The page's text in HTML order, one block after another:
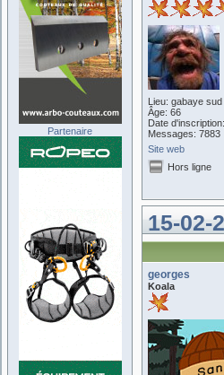
Lieu: gabaye sud
Âge: 66
Date
Messages: 7883
Site web
Hors ligne
15-02-
georges
Koala
Partenaire